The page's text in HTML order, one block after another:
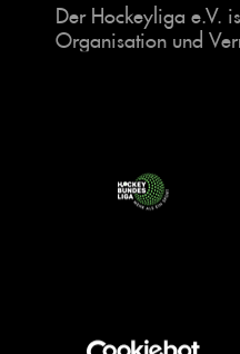
Der Hockeyliga e.V.
Organisation und
Halle. Insgesamt
Dach der
Herren als auch im